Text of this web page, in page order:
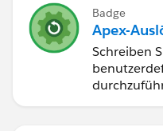
Badge
Apex-
Schreiben